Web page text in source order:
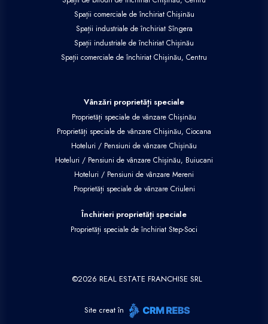
Spații comerciale de închiriat Chișinău
Spații industriale de închiriat Sîngera
Spații industriale de închiriat Chișinău
Spații comerciale de închiriat Chișinău, Centru
Vânzări proprietăți speciale
Proprietăți speciale de vânzare Chișinău
Proprietăți speciale de vânzare Chișinău, Ciocana
Hoteluri / Pensiuni de vânzare Chișinău
Hoteluri / Pensiuni de vânzare Chișinău, Buiucani
Hoteluri / Pensiuni de vânzare Mereni
Proprietăți speciale de vânzare Criuleni
Închirieri proprietăți speciale
Proprietăți speciale de închiriat Step-Soci
©2026 REAL ESTATE FRANCHISE SRL
Site creat în